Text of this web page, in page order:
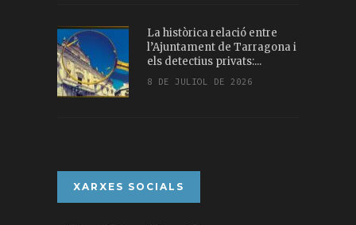
La històrica relació entre
l’Ajuntament de Tarragona i
els detectius privats:...
8 DE JULIOL DE 2026
XARXES SOCIALS